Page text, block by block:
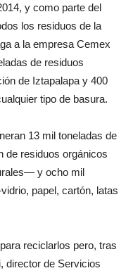
y como parte del
los residuos de la
a la empresa Cemex
de residuos
de Iztapalapa y 400
tipo de basura.
13 mil toneladas de
de residuos orgánicos
y ocho mil
papel, cartón, latas
reciclarlos pero, tras
director de Servicios